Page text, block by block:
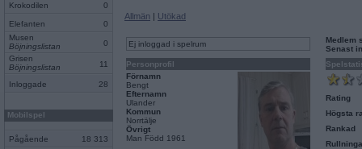
Krokodilen 0
Elefanten
0
Musen
Böjningslistan
0
Grisen
Böjningslistan
11
Inloggade 28
Mobilspel
Pågående 18 313
Allmän | Utökad
Ej inloggad i spelrum
Personprofil
Förnamn
Bengt
Efternamn
Ulander
Kommun
Norrtälje
Övrigt
Man Född 1961
Medlem
Senast
Rating
Högsta
Rankad